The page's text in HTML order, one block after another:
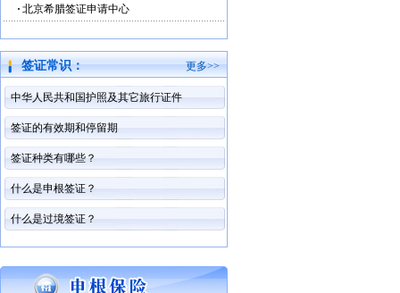
北京希腊签证申请中心
签证常识： 更多>>
中华人民共和国护照及其它旅行证件
签证的有效期和停留期
签证种类有哪些？
什么是申根签证？
什么是过境签证？